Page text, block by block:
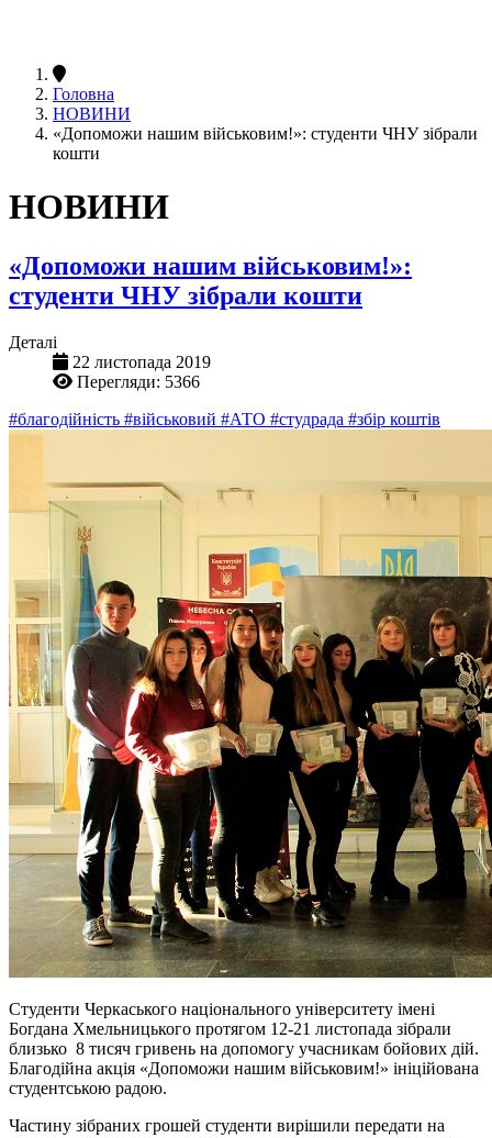
Головна
НОВИНИ
«Допоможи нашим військовим!»: студенти ЧНУ зібрали
кошти
НОВИНИ
«Допоможи нашим військовим!»:
студенти ЧНУ зібрали кошти
Деталі
22 листопада 2019
Перегляди: 5366
#благодійність #військовий #АТО #студрада #збір коштів
Студенти Черкаського національного університету імені
Богдана Хмельницького протягом 12-21 листопада зібрали
близько 8 тисяч гривень на допомогу учасникам бойових дій.
Благодійна акція «Допоможи нашим військовим!» ініційована
студентською радою.
Частину зібраних грошей студенти вирішили передати на